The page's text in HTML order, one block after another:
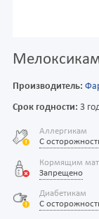
Производитель:
Срок годности: 3
Аллергикам
С
Кормящим
Запрещено
Диабетикам
С